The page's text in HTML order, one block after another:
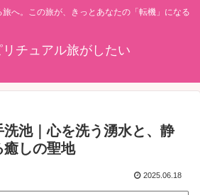
へ。この旅が、きっとあなたの「転機」になる
チュアル旅がしたい
洗池｜心を洗う湧水と、静
癒しの聖地
2025.06.18